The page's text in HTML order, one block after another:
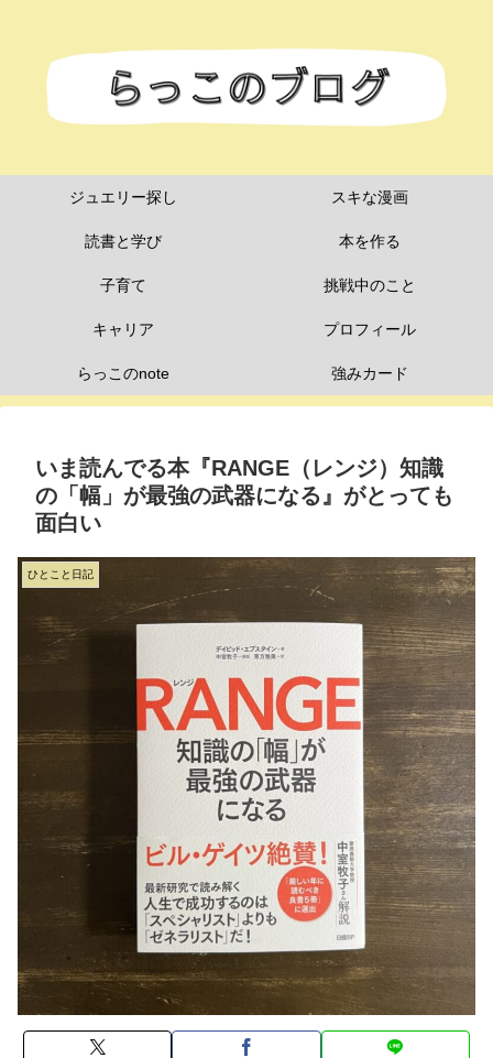
ジュエリー探し スキな漫画
読書と学び 本を作る
子育て 挑戦中のこと
キャリア プロフィール
らっこのnote 強みカード
いま読んでる本『RANGE（レンジ）知識
の「幅」が最強の武器になる』がとっても
面白い
ひとこと日記